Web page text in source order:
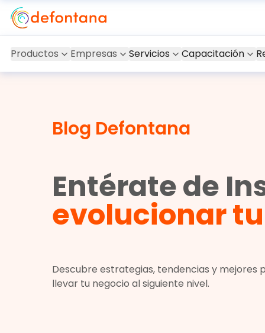
Productos Empresas Servicios Capacitación
Blog Defontana
Entérate de
evolucionar
Descubre estrategias, tendencias y mejores
llevar tu negocio al siguiente nivel.